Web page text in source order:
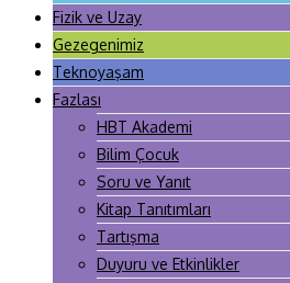
Fizik ve Uzay
Gezegenimiz
Teknoyaşam
Fazlası
HBT Akademi
Bilim Çocuk
Soru ve Yanıt
Kitap Tanıtımları
Tartışma
Duyuru ve Etkinlikler